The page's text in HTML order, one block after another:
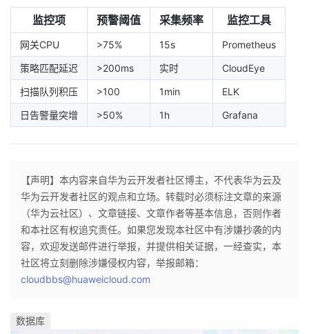
监控项 预警阈值 采集频率 监控工具
网关CPU >75% 15s
Prometheus
策略匹配延迟
>200ms 实时
CloudEye
扫描队列积压
>100 1min
ELK
日告警量突增
>50% 1h Grafana
【声明】本内容来自华为云开发者社区博主，不代表华为云及
华为云开发者社区的观点和立场。转载时必须标注文章的来源
（华为云社区）、文章链接、文章作者等基本信息，否则作者
和本社区有权追究责任。如果您发现本社区中有涉嫌抄袭的内
容，欢迎发送邮件进行举报，并提供相关证据，一经查实，本
社区将立刻删除涉嫌侵权内容，举报邮箱：
cloudbbs@huaweicloud.com
数据库